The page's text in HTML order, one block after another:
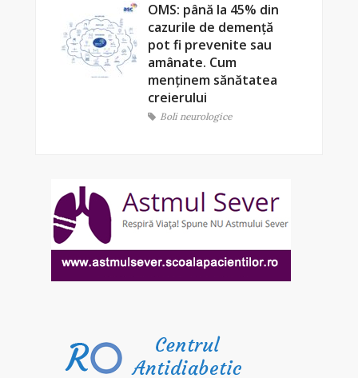
OMS: până la 45% din
cazurile de demență
pot fi prevenite sau
amânate. Cum
menținem sănătatea
creierului
Boli neurologice